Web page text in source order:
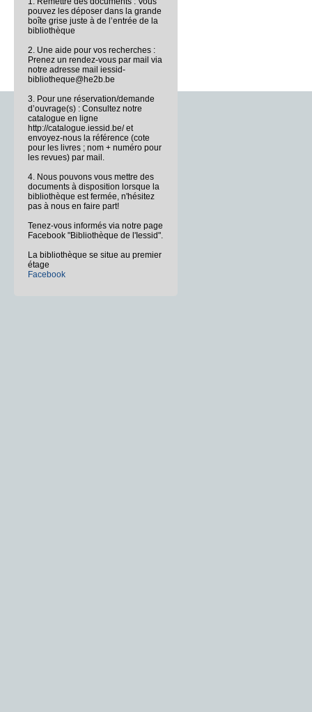
pouvez les déposer dans la grande
boîte grise juste à de l’entrée de la
bibliothèque
2. Une aide pour vos recherches :
Prenez un rendez-vous par mail via
notre adresse mail iessid-
bibliotheque@he2b.be
3. Pour une réservation/demande
d’ouvrage(s) : Consultez notre
catalogue en ligne
http://catalogue.iessid.be/ et
envoyez-nous la référence (cote
pour les livres ; nom + numéro pour
les revues) par mail.
4. Nous pouvons vous mettre des
documents à disposition lorsque la
bibliothèque est fermée, n'hésitez
pas à nous en faire part!
Tenez-vous informés via notre page
Facebook "Bibliothèque de l'Iessid".
La bibliothèque se situe au premier
étage
Facebook